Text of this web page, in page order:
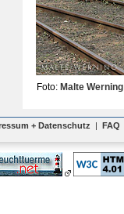
Foto: Malte Werning
+ Datenschutz | FAQ